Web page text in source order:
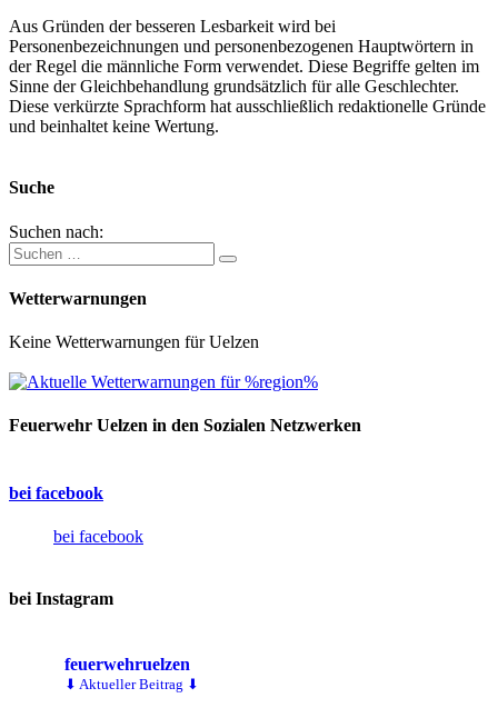
Aus Gründen der besseren Lesbarkeit wird bei
Personenbezeichnungen und personenbezogenen Hauptwörtern in
der Regel die männliche Form verwendet. Diese Begriffe gelten im
Sinne der Gleichbehandlung grundsätzlich für alle Geschlechter.
Diese verkürzte Sprachform hat ausschließlich redaktionelle Gründe
und beinhaltet keine Wertung.
Suche
Suchen nach:
Wetterwarnungen
Keine Wetterwarnungen für Uelzen
Feuerwehr Uelzen in den Sozialen Netzwerken
bei facebook
bei facebook
bei Instagram
feuerwehruelzen
⬇ Aktueller Beitrag ⬇